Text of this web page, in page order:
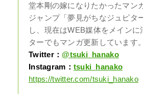
堂本剛の嫁になりたかったマン
ジャンプ「夢見がちなジュピタ
し、現在はWEB媒体をメインに
ターでもマンガ更新しています。
Twitter：@tsuki_hanako
Instagram： tsuki_hanako
https://twitter.com/tsuki_hanako